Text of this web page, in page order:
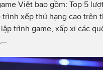
Việt bao gồm: Top 5
trình xếp thứ hạng cao trên
trình game, xấp xỉ các